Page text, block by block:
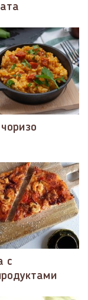
с